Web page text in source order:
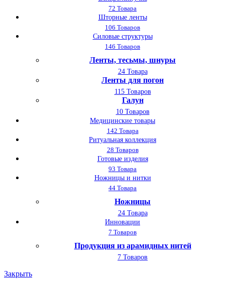
72 Товара
Шторные ленты
106 Товаров
Силовые структуры
146 Товаров
Ленты, тесьмы, шнуры
24 Товара
Ленты для погон
115 Товаров
Галун
10 Товаров
Медицинские товары
142 Товара
Ритуальная коллекция
28 Товаров
Готовые изделия
93 Товара
Ножницы и нитки
44 Товара
Ножницы
24 Товара
Инновации
7 Товаров
Продукция из арамидных нитей
7 Товаров
Закрыть